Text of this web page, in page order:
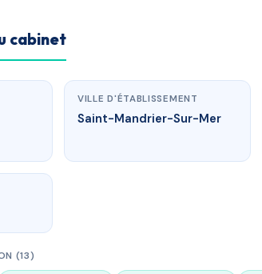
cabinet
VILLE D'ÉTABLISSEMENT
Saint-Mandrier-Sur-Mer
(13)